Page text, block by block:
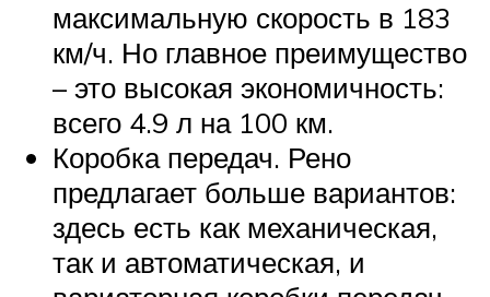
максимальную скорость в 183
км/ч. Но главное преимущество
– это высокая экономичность:
всего 4.9 л на 100 км.
Коробка передач. Рено
предлагает больше вариантов:
здесь есть как механическая,
так и автоматическая, и